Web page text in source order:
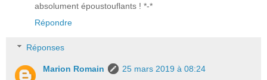
absolument époustouflants ! *-*
Répondre
Réponses
Marion Romain
25 mars 2019 à 08:24